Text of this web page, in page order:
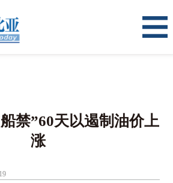
禁”60天以遏制油价上
涨